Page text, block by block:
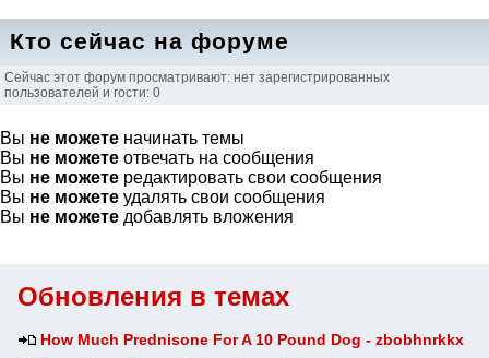
Обновления в темах
How Much Prednisone For A 10 Pound Dog - zbobhnrkkx
Кто сейчас на форуме
Сейчас этот форум просматривают: нет зарегистрированных
пользователей и гости: 0
Вы не можете начинать темы
Вы не можете отвечать на сообщения
Вы не можете редактировать свои сообщения
Вы не можете удалять свои сообщения
Вы не можете добавлять вложения